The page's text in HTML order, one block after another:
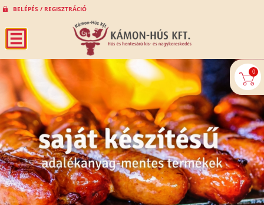
BELÉPÉS / REGISZTRÁCIÓ
0